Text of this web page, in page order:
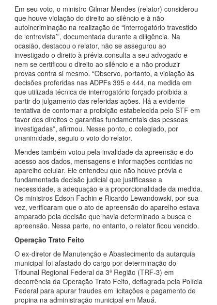
Em seu voto, o ministro Gilmar Mendes (relator) considerou
que houve violação do direito ao silêncio e à não
autoincriminação na realização de “interrogatório travestido
de ‘entrevista’”, documentada durante a diligência. Na
ocasião, destacou o relator, não se assegurou ao
investigado o direito à prévia consulta a seu advogado e
nem se certificou o direito ao silêncio e a não produzir
provas contra si mesmo. “Observo, portanto, a violação às
decisões proferidas nas ADPFs 395 e 444, na medida em
que utilizada técnica de interrogatório forçado proibida a
partir do julgamento das referidas ações. Há a evidente
tentativa de contornar a proibição estabelecida pelo STF em
favor dos direitos e garantias fundamentais das pessoas
investigadas”, afirmou. Nesse ponto, o colegiado, por
unanimidade, seguiu o voto do relator.
Mendes também votou pela invalidade da apreensão e do
acesso aos dados, mensagens e informações contidas no
aparelho celular. Ele entendeu que não houve prévia e
fundamentada decisão judicial que justificasse a
necessidade, a adequação e a proporcionalidade da medida.
Os ministros Edson Fachin e Ricardo Lewandowski, por sua
vez, verificaram que o ato de apreensão do aparelho estava
amparado pela decisão que havia determinado a busca e
apreensão. Nessa parte, no entanto, o relator ficou vencido.
Operação Trato Feito
O ex-diretor de Manutenção e Abastecimento da autarquia
municipal foi afastado do cargo por determinação do
Tribunal Regional Federal da 3ª Região (TRF-3) em
decorrência da Operação Trato Feito, deflagrada pela Polícia
Federal para apurar fraudes em licitações e pagamento de
propina na administração municipal em Mauá.